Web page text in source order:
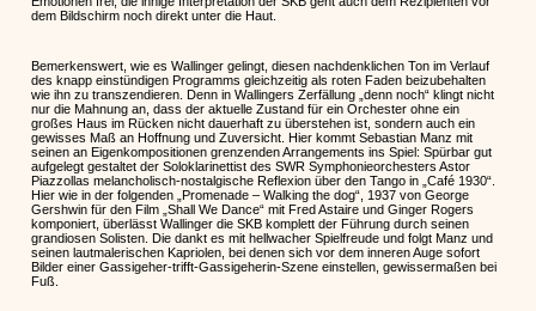
dem Bildschirm noch direkt unter die Haut.
Bemerkenswert, wie es Wallinger gelingt, diesen nachdenklichen Ton im Verlauf
des knapp einstündigen Programms gleichzeitig als roten Faden beizubehalten
wie ihn zu transzendieren. Denn in Wallingers Zerfällung „denn noch“ klingt nicht
nur die Mahnung an, dass der aktuelle Zustand für ein Orchester ohne ein
großes Haus im Rücken nicht dauerhaft zu überstehen ist, sondern auch ein
gewisses Maß an Hoffnung und Zuversicht. Hier kommt Sebastian Manz mit
seinen an Eigenkompositionen grenzenden Arrangements ins Spiel: Spürbar gut
aufgelegt gestaltet der Soloklarinettist des SWR Symphonieorchesters Astor
Piazzollas melancholisch-nostalgische Reflexion über den Tango in „Café 1930“.
Hier wie in der folgenden „Promenade – Walking the dog“, 1937 von George
Gershwin für den Film „Shall We Dance“ mit Fred Astaire und Ginger Rogers
komponiert, überlässt Wallinger die SKB komplett der Führung durch seinen
grandiosen Solisten. Die dankt es mit hellwacher Spielfreude und folgt Manz und
seinen lautmalerischen Kapriolen, bei denen sich vor dem inneren Auge sofort
Bilder einer Gassigeher-trifft-Gassigeherin-Szene einstellen, gewissermaßen bei
Fuß.